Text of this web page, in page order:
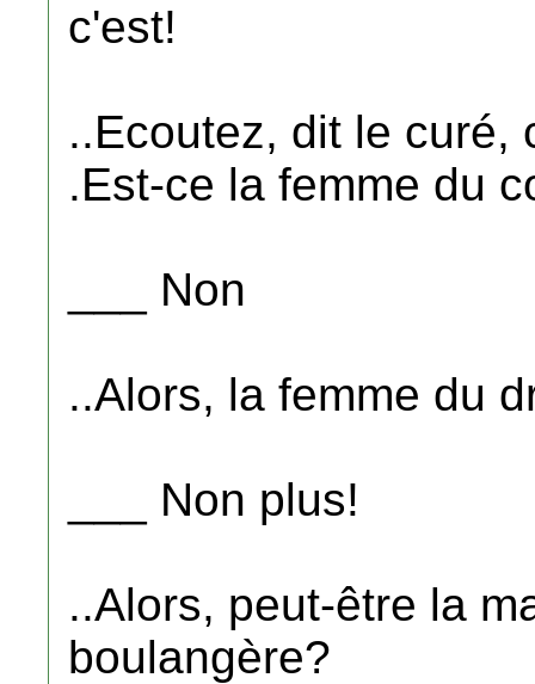
c'est!
..Ecoutez, dit le curé,
.Est-ce la femme du
___ Non
..Alors, la femme du
___ Non plus!
..Alors, peut-être la
boulangère?